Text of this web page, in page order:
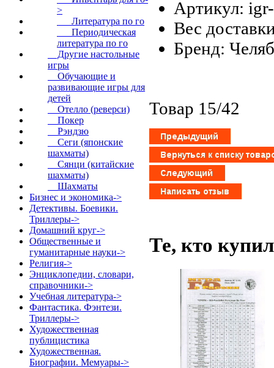
>
Литература по го
Периодическая
литература по го
Другие настольные
игры
Обучающие и
развивающие игры для
детей
Отелло (реверси)
Покер
Рэндзю
Сеги (японские
шахматы)
Сянци (китайские
шахматы)
Шахматы
Бизнес и экономика->
Детективы. Боевики.
Триллеры->
Домашний круг->
Общественные и
гуманитарные науки->
Религия->
Энциклопедии, словари,
справочники->
Учебная литература->
Фантастика. Фэнтези.
Триллеры->
Художественная
публицистика
Художественная.
Биографии. Мемуары->
Артикул:
Вес
Бренд:
Товар 15/42
Те, кто